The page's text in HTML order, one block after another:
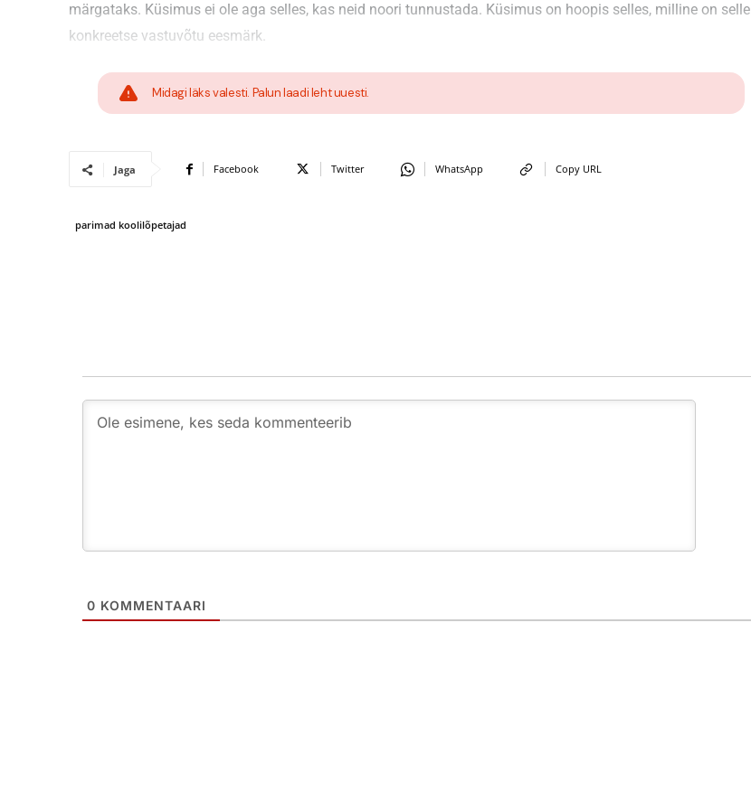
märgataks. Küsimus ei ole aga selles, kas neid noori tunnustada. Küsimus on hoopis selles, milline on selle
konkreetse vastuvõtu eesmärk.
Midagi läks valesti. Palun laadi leht uuesti.
Jaga Facebook Twitter WhatsApp Copy URL
parimad koolilõpetajad
0 KOMMENTAARI